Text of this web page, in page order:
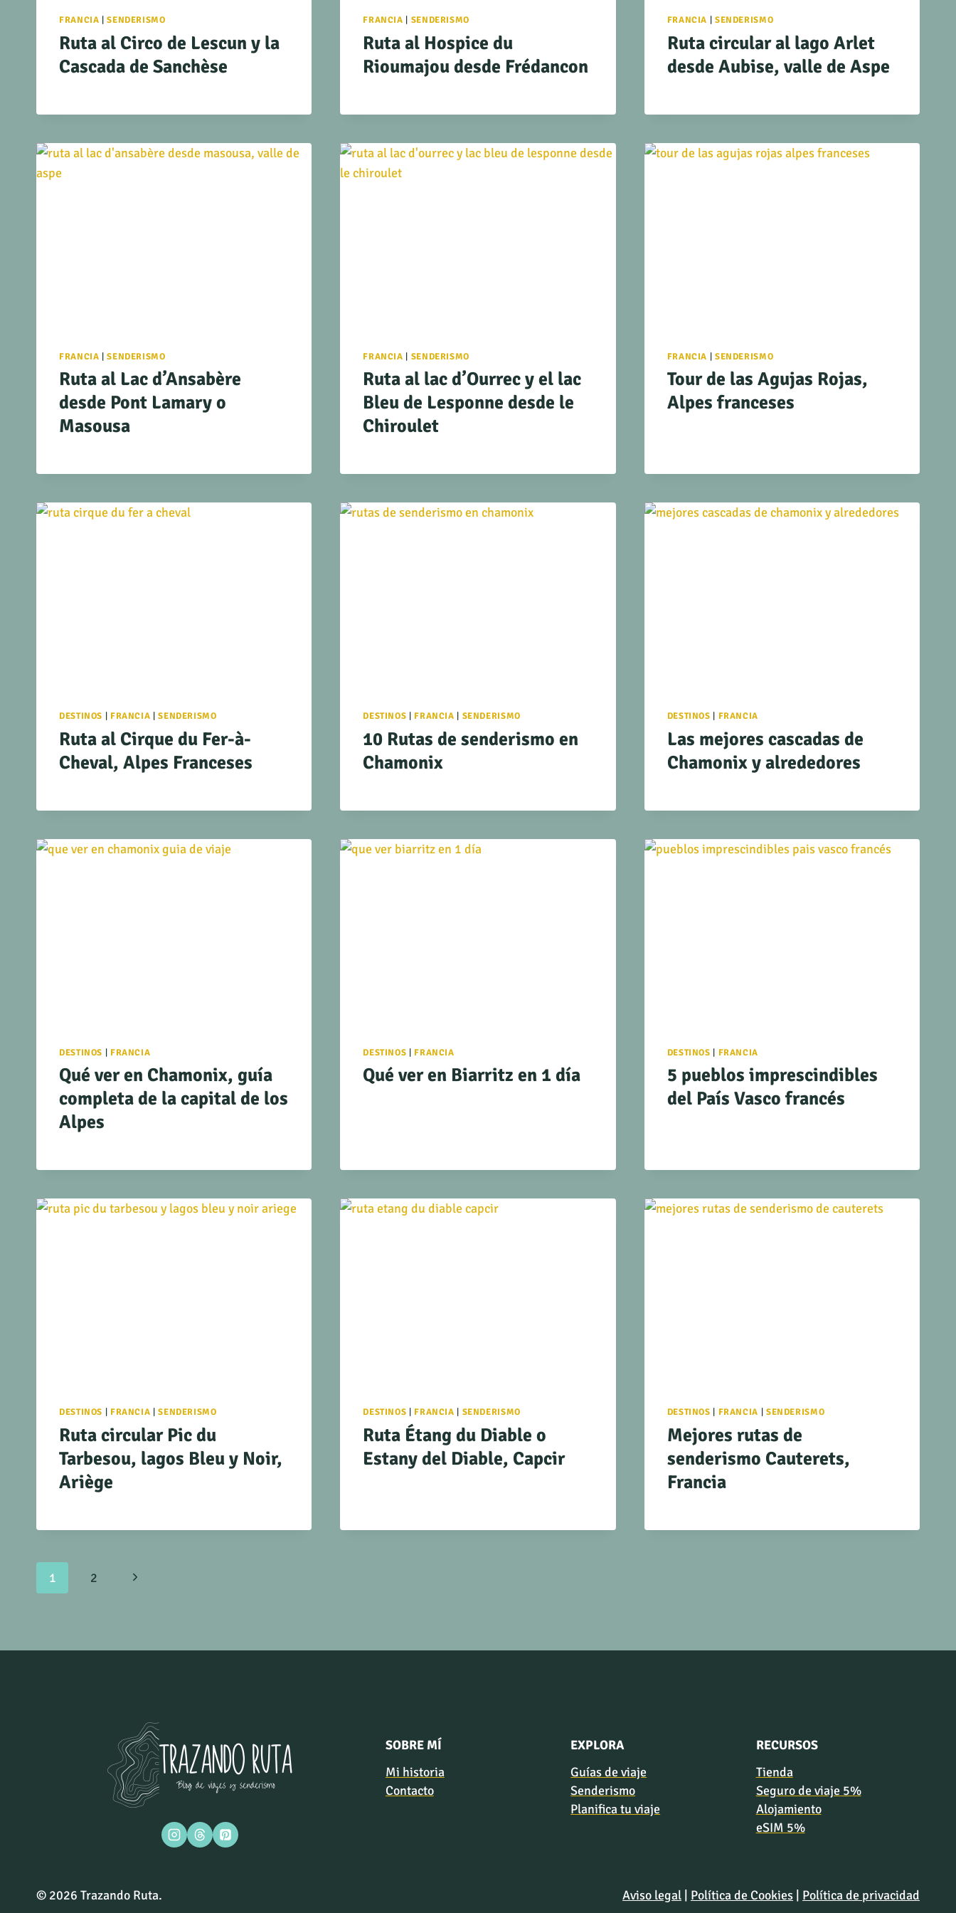
FRANCIA |SENDERISMO
Ruta al Circo de Lescun y la
Cascada de Sanchèse
FRANCIA | SENDERISMO
Ruta al Hospice du
Rioumajou desde Frédancon
FRANCIA | SENDERISMO
Ruta circular al lago Arlet
desde Aubise, valle de Aspe
FRANCIA |SENDERISMO
Ruta al Lac d’Ansabère
desde Pont Lamary o
Masousa
FRANCIA | SENDERISMO
Ruta al lac d’Ourrec y el lac
Bleu de Lesponne desde le
Chiroulet
FRANCIA | SENDERISMO
Tour de las Agujas Rojas,
Alpes franceses
DESTINOS | FRANCIA |SENDERISMO
Ruta al Cirque du Fer-à-
Cheval, Alpes Franceses
DESTINOS | FRANCIA | SENDERISMO
10 Rutas de senderismo en
Chamonix
DESTINOS | FRANCIA
Las mejores cascadas de
Chamonix y alrededores
DESTINOS | FRANCIA
Qué ver en Chamonix, guía
completa de la capital de los
Alpes
DESTINOS | FRANCIA
Qué ver en Biarritz en 1 día
DESTINOS | FRANCIA
5 pueblos imprescindibles
del País Vasco francés
DESTINOS | FRANCIA |SENDERISMO
Ruta circular Pic du
Tarbesou, lagos Bleu y Noir,
Ariège
DESTINOS | FRANCIA | SENDERISMO
Ruta Étang du Diable o
Estany del Diable, Capcir
DESTINOS | FRANCIA | SENDERISMO
Mejores rutas de
senderismo Cauterets,
Francia
Navegación
1 2
Siguiente
SOBRE MÍ
Mi historia
Contacto
EXPLORA
Guías de viaje
Senderismo
Planifica tu viaje
RECURSOS
Tienda
Seguro de viaje 5%
Alojamiento
eSIM 5%
© 2026 Trazando Ruta. Aviso legal Política de Cookies Política de privacidad